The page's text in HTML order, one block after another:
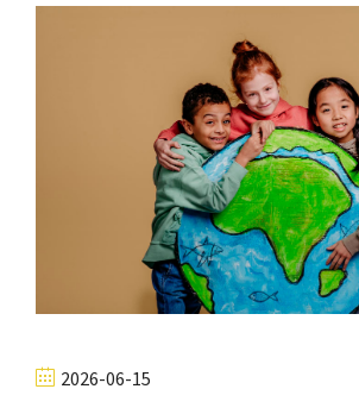
2026-06-15